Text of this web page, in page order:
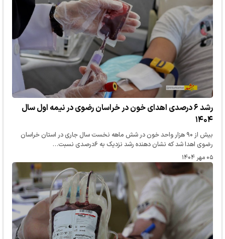
رشد ۶ درصدی اهدای خون در خراسان رضوی در نیمه اول سال
۱۴۰۴
بیش از ۹۰ هزار واحد خون در شش ماهه نخست سال جاری در استان خراسان
رضوی اهدا شد که نشان دهنده رشد نزدیک به ۶درصدی نسبت…
۰۵ مهر ۱۴۰۴